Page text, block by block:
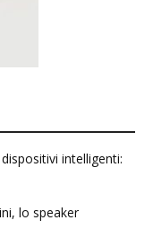
intelligenti:
lo speaker